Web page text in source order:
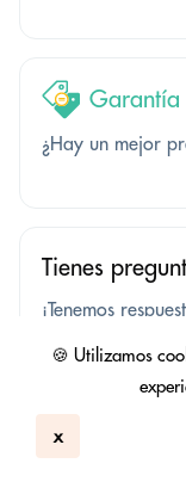
🍪 Utilizamos
x
Garantía
¿Hay un mejor
Tienes
¡Tenemos